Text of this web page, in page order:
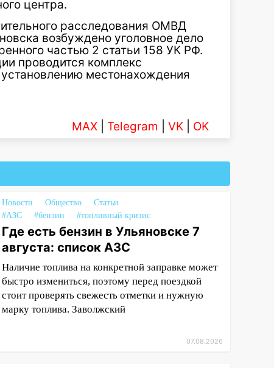
центра.
расследования ОМВД
возбуждено уголовное дело
частью 2 статьи 158 УК РФ.
проводится комплекс
местонахождения
MAX Telegram VK OK
Новости Общество
Статьи
#АЗС
#бензин #топливный кризис
Где есть бензин в Ульяновске 7
августа: список АЗС
Наличие топлива на конкретной заправке может
быстро измениться, поэтому перед поездкой
стоит проверять свежесть отметки и нужную
марку топлива. Заволжский
07.08.2026